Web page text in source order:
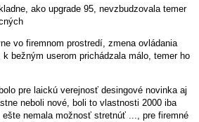
ako upgrade 95, nevzbudzovala temer
vo firemnom prostredí, zmena ovládania
bežným userom prichádzala málo, temer ho
pre laickú verejnosť desingové novinka aj
neboli nové, boli to vlastnosti 2000 iba
nemala možnosť stretnúť ..., pre firemné